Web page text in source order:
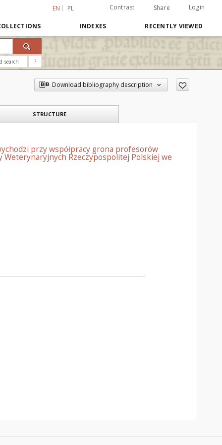
EN PL Contrast Share Login
INDEXES RECENTLY VIEWED
search ?
Download bibliography description
STRUCTURE
przy współpracy grona profesorów
Weterynaryjnych Rzeczypospolitej Polskiej we